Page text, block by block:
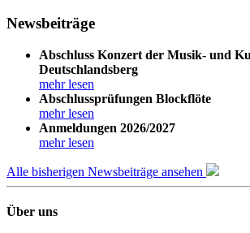
Newsbeiträge
Abschluss Konzert der Musik- und
Deutschlandsberg
mehr lesen
Abschlussprüfungen Blockflöte
mehr lesen
Anmeldungen 2026/2027
mehr lesen
Alle bisherigen Newsbeiträge ansehen
Über uns